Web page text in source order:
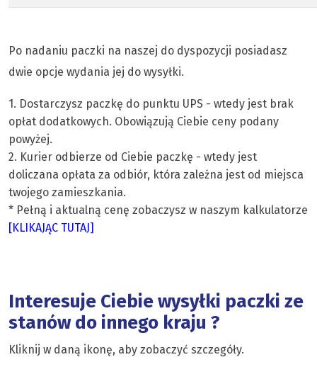
Po nadaniu paczki na naszej do dyspozycji posiadasz
dwie opcje wydania jej do wysyłki.
1. Dostarczysz paczkę do punktu UPS - wtedy jest brak
opłat dodatkowych. Obowiązują Ciebie ceny podany
powyżej.
2. Kurier odbierze od Ciebie paczkę - wtedy jest
doliczana opłata za odbiór, która zależna jest od miejsca
twojego zamieszkania.
* Pełną i aktualną cenę zobaczysz w naszym kalkulatorze
[KLIKAJĄC TUTAJ]
Interesuje Ciebie wysyłki paczki ze
stanów do innego kraju ?
Kliknij w daną ikonę, aby zobaczyć szczegóły.